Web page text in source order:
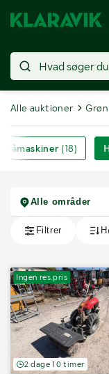
Alle auktioner
(18)
Ingen res.pris
2 dage 10 timer